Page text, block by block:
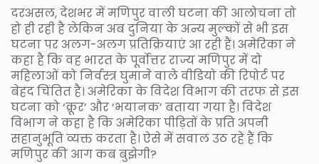
दरअसल, देशभर में मणिपुर वाली घटना की आलोचना तो
हो ही रही है लेकिन अब दुनिया के अन्य मुल्कों से भी इस
घटना पर अलग-अलग प्रतिक्रियाएं आ रही हैं। अमेरिका ने
कहा है कि वह भारत के पूर्वोत्तर राज्य मणिपुर में दो
महिलाओं को निर्वस्त्र घुमाने वाले वीडियो की रिपोर्ट पर
बेहद चिंतित है। अमेरिका के विदेश विभाग की तरफ से इस
घटना को ‘क्रूर’ और ‘भयानक’ बताया गया है। विदेश
विभाग ने कहा है कि अमेरिका पीड़ितों के प्रति अपनी
सहानुभूति व्यक्त करता है। ऐसे में सवाल उठ रहे हैं कि
मणिपुर की आग कब बुझेगी?